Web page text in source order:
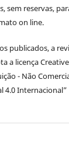
sem reservas,
on line.
publicados, a
a licença Creative
- Não
4.0 Internacional”